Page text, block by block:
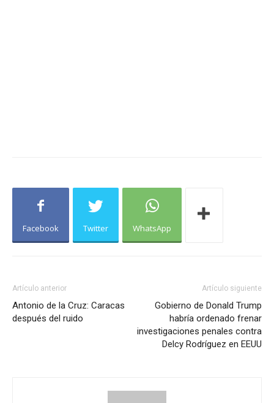
Facebook Twitter WhatsApp
Artículo anterior
Antonio de la Cruz: Caracas
después del ruido
Artículo siguiente
Gobierno de Donald Trump
habría ordenado frenar
investigaciones penales contra
Delcy Rodríguez en EEUU